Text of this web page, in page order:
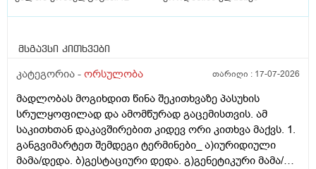
მსგავსი კითხვები
კატეგორია - ორსულობა თარიღი : 17-07-2026
მადლობას მოგიხდით წინა შეკითხვაზე პასუხის
სრულყოფილად და ამომწურად გაცემისთვის. ამ
საკითხთან დაკავშირებით კიდევ ორი კითხვა მაქვს. 1.
განგვიმარტეთ შემდეგი ტერმინები_ ა)იურიდიული
მამა/დედა. ბ)გესტაციური დედა. გ)გენეტიკური მამა/